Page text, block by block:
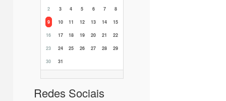
2
3 4 5 6 7
8
9
10 11 12 13 14
15
16
17 18 19 20 21
22
23
24 25 26 27 28
29
30
31
Redes Sociais